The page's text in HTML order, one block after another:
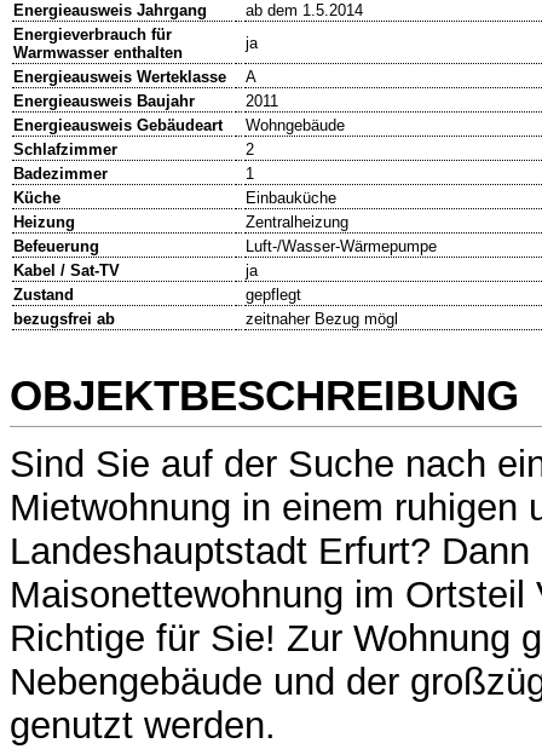
Energieausweis Jahrgang
ab dem 1.5.2014
Energieverbrauch für
Warmwasser enthalten
ja
Energieausweis Werteklasse
A
Energieausweis Baujahr
2011
Energieausweis Gebäudeart
Wohngebäude
Schlafzimmer
2
Badezimmer
1
Küche
Einbauküche
Heizung
Zentralheizung
Befeuerung
Luft-/Wasser-Wärmepumpe
Kabel / Sat-TV
ja
Zustand
gepflegt
bezugsfrei ab
zeitnaher Bezug mögl
OBJEKTBESCHREIBUNG
Sind Sie auf der Suche nach
Mietwohnung in einem ruhigen
Landeshauptstadt Erfurt?
Maisonettewohnung im
Richtige für Sie! Zur Wohnung
Nebengebäude und der
genutzt werden.